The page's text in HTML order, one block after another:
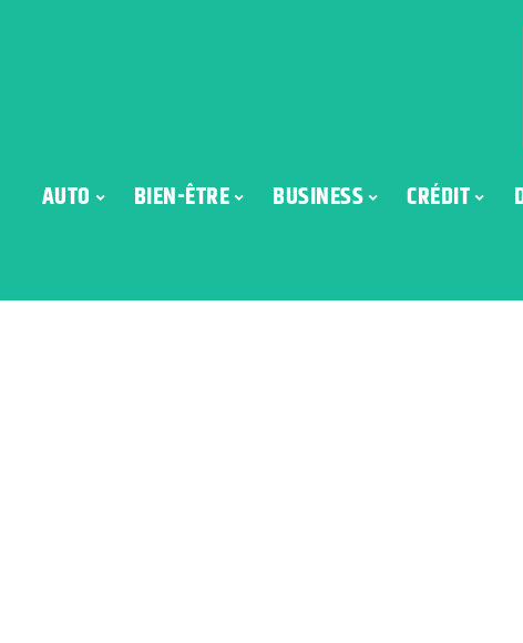
AUTO BIEN-ÊTRE BUSINESS CRÉDIT